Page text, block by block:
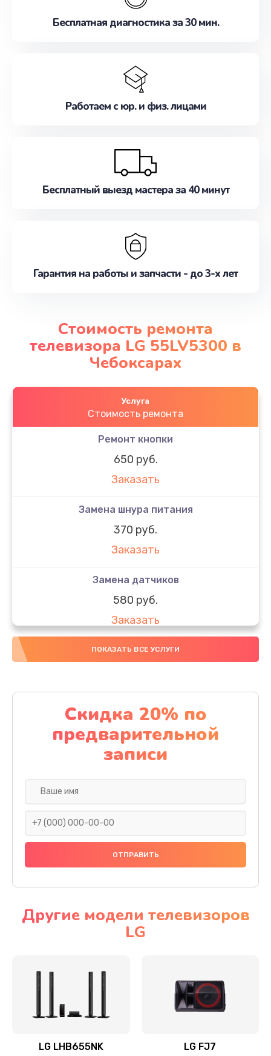
Бесплатная диагностика за 30 мин.
Работаем с юр. и физ. лицами
Бесплатный выезд мастера за 40 минут
Гарантия на работы и запчасти - до 3-х лет
Стоимость ремонта
телевизора LG 55LV5300 в
Чебоксарах
Услуга
Стоимость ремонта
Ремонт кнопки
650 руб.
Заказать
Замена шнура питания
370 руб.
Заказать
Замена датчиков
580 руб.
Заказать
Комплексная чистка
Заказать
Замена дисплея (экрана)
2000 руб.
Заказать
Ремонт платы электроники
Прошивка
Ремонт механики привода
Ремонт / замена кнопок, клавиш, индикаторов,
ПОКАЗАТЬ ВСЕ УСЛУГИ
Скидка 20% по
предварительной
записи
Другие модели телевизоров
LG
LG LHB655NK LG FJ7